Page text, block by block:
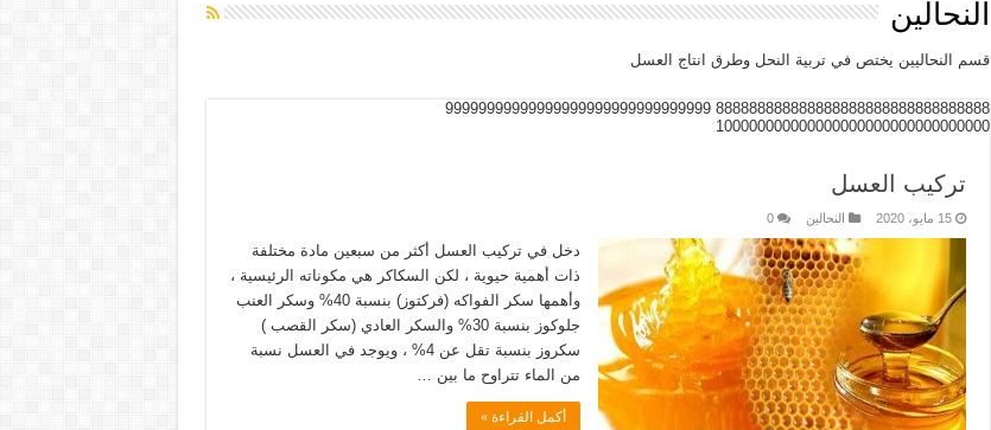
النحالين
قسم النحاليين يختص في تربية النحل وطرق انتاج العسل
888888888888888888888888888888888 99999999999999999999999999999999
100000000000000000000000000000000
تركيب العسل
15 مايو، 2020 النحالين 0
دخل في تركيب العسل أكثر من سبعين مادة مختلفة
ذات أهمية حيوية ، لكن السكاكر هي مكوناته الرئيسية ،
وأهمها سكر الفواكه (فركتوز) بنسبة 40% وسكر العنب
جلوكوز بنسبة 30% والسكر العادي (سكر القصب )
سكروز بنسبة تقل عن 4% ، ويوجد في العسل نسبة
من الماء تتراوح ما بين …
أكمل القراءة »